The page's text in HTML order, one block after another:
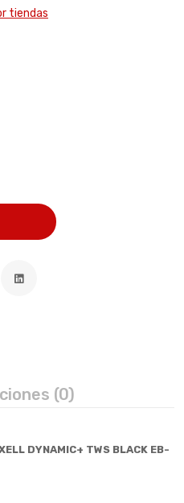
tiendas
Valoraciones (0)
DYNAMIC+ TWS BLACK EB-